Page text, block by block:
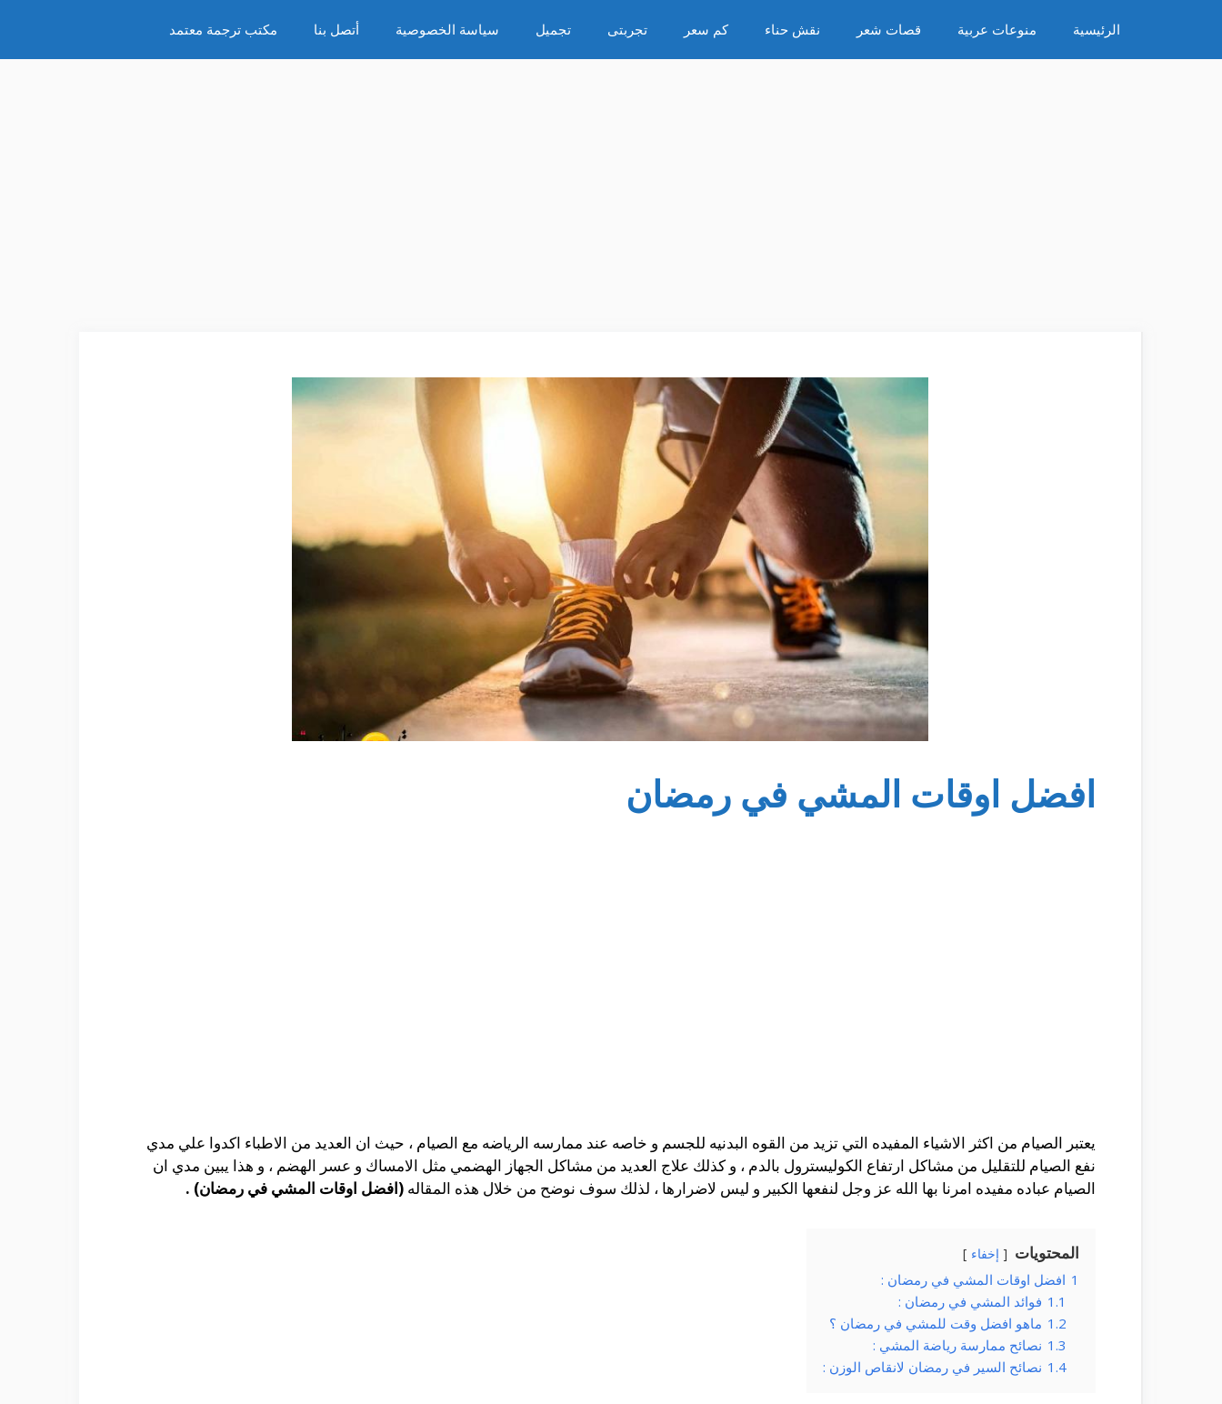
المحتوى
الرئيسية منوعات عربية قصات شعر نقش حناء كم سعر تجربتى تجميل سياسة الخصوصية أتصل بنا مكتب ترجمة معتمد
افضل اوقات المشي في رمضان
يعتبر الصيام من اكثر الاشياء المفيده التي تزيد من القوه البدنيه للجسم و خاصه عند ممارسه الرياضه مع الصيام ، حيث ان العديد من الاطباء اكدوا علي مدي
نفع الصيام للتقليل من مشاكل ارتفاع الكوليسترول بالدم ، و كذلك علاج العديد من مشاكل الجهاز الهضمي مثل الامساك و عسر الهضم ، و هذا يبين مدي ان
الصيام عباده مفيده امرنا بها الله عز وجل لنفعها الكبير و ليس لاضرارها ، لذلك سوف نوضح من خلال هذه المقاله (افضل اوقات المشي في رمضان) .
المحتويات إخفاء
1 افضل اوقات المشي في رمضان :
1.1 فوائد المشي في رمضان :
1.2 ماهو افضل وقت للمشي في رمضان ؟
1.3 نصائح ممارسة رياضة المشي :
1.4 نصائح السير في رمضان لانقاص الوزن :